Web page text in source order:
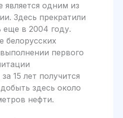
является одним из
Здесь прекратили
еще в 2004 году.
белорусских
первого
15 лет получится
здесь около
нефти.